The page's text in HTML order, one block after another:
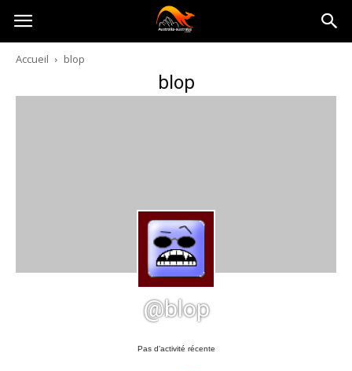
Australia-
australie.com
Accueil blop
blop
@blop
Pas d’activité récente